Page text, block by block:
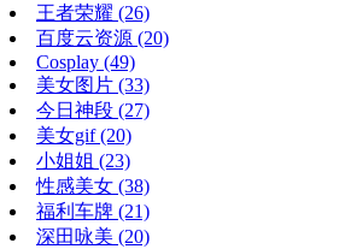
王者荣耀 (26)
百度云资源 (20)
Cosplay (49)
美女图片 (33)
今日神段 (27)
美女gif(20)
小姐姐 (23)
性感美女 (38)
福利车牌 (21)
深田咏美 (20)